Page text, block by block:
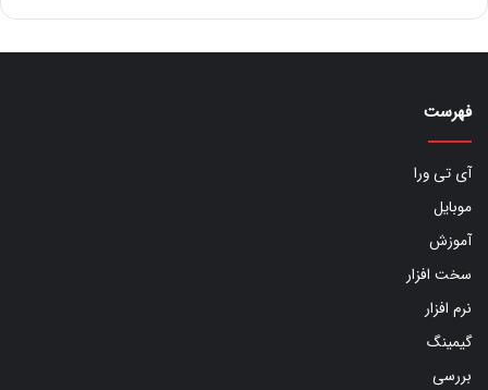
فهرست
آی تی ورا
موبایل
آموزش
سخت افزار
نرم افزار
گیمینگ
بررسی